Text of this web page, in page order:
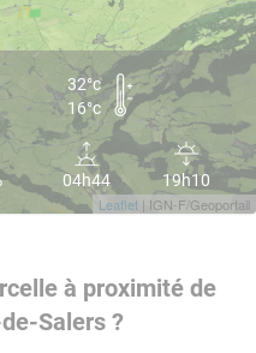
Leaflet | IGN-F/Geoportail
32°c
16°c
04h44 19h10
à proximité de
Salers ?